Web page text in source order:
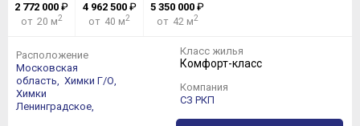
2 772 000 ₽
от 20 м2
4 962 500₽
от 40 м2
5 350 000 ₽
от 42 м2
Расположение
Московская
область, Химки Г/О,
Химки
Ленинградское,
Класс жилья
Комфорт-класс
Компания
СЗ РКП